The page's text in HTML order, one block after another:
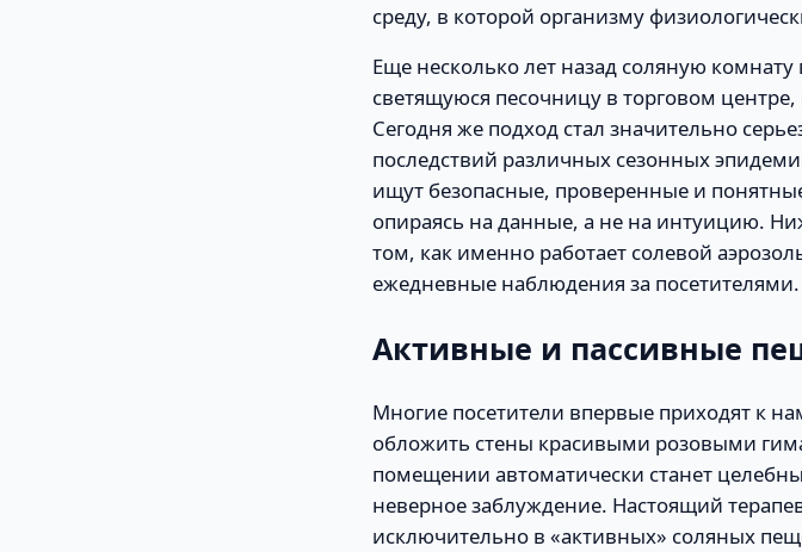
среду, в которой организму
Еще несколько лет назад соляную
светящуюся песочницу в торговом
Сегодня же подход стал значительно
последствий различных сезонных
ищут безопасные, проверенные и
опираясь на данные, а не на интуицию.
том, как именно работает солевой
ежедневные наблюдения за посетителями.
Активные и пассивные
Многие посетители впервые приходят к
обложить стены красивыми розовыми
помещении автоматически станет
неверное заблуждение. Настоящий
исключительно в «активных» соляных